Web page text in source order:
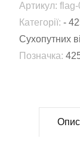
«Скеля»
(425
ОШП)
ЗСУ
кількість
Артикул:
Категорії: -
Сухопутних
Позначка:
Опис